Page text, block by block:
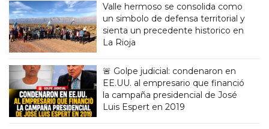
Valle hermoso se consolida como
un simbolo de defensa territorial y
sienta un precedente historico en
La Rioja
🚨 Golpe judicial: condenaron en
EE.UU. al empresario que financió
la campaña presidencial de José
Luis Espert en 2019